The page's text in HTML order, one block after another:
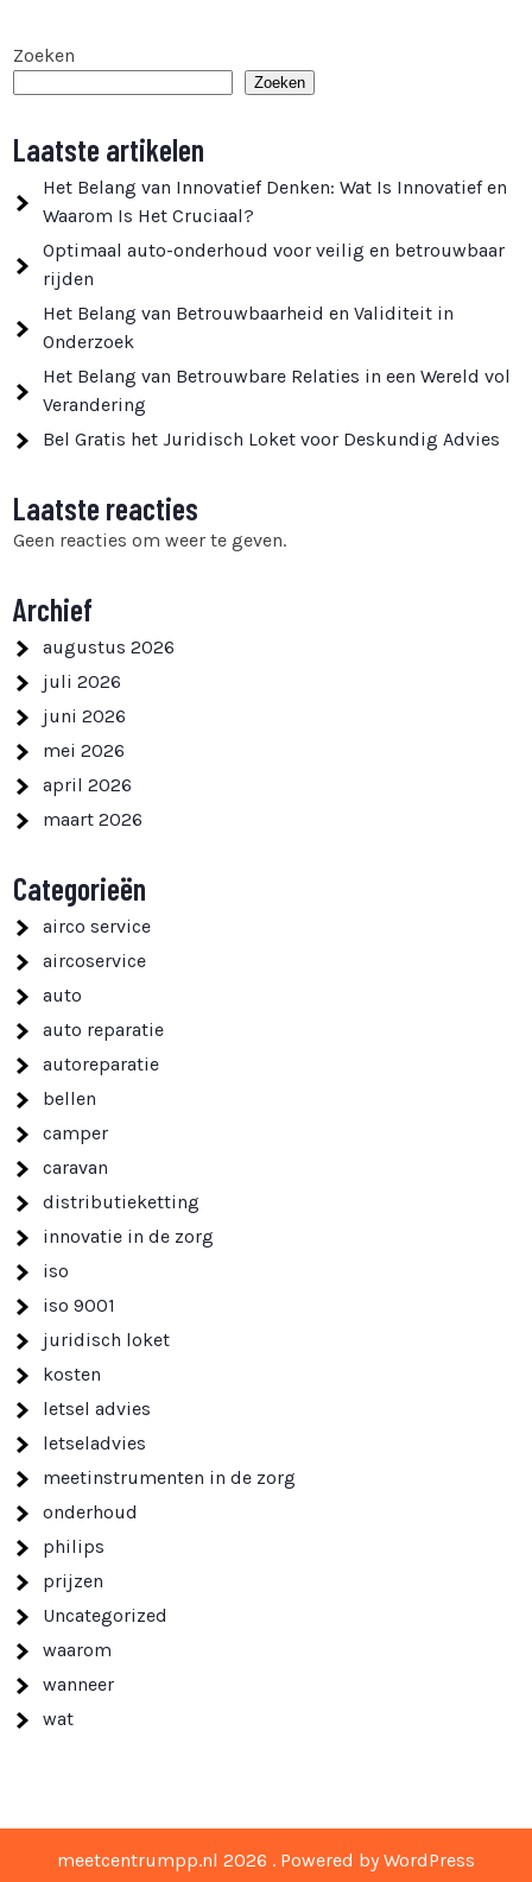
Zoeken
Zoeken
Laatste artikelen
Het Belang van Innovatief Denken: Wat Is Innovatief en
Waarom Is Het Cruciaal?
Optimaal auto-onderhoud voor veilig en betrouwbaar
rijden
Het Belang van Betrouwbaarheid en Validiteit in
Onderzoek
Het Belang van Betrouwbare Relaties in een Wereld vol
Verandering
Bel Gratis het Juridisch Loket voor Deskundig Advies
Laatste reacties
Geen reacties om weer te geven.
Archief
augustus 2026
juli 2026
juni 2026
mei 2026
april 2026
maart 2026
Categorieën
airco service
aircoservice
auto
auto reparatie
autoreparatie
bellen
camper
caravan
distributieketting
innovatie in de zorg
iso
iso 9001
juridisch loket
kosten
letsel advies
letseladvies
meetinstrumenten in de zorg
onderhoud
philips
prijzen
Uncategorized
waarom
wanneer
wat
meetcentrumpp.nl 2026 . Powered by WordPress